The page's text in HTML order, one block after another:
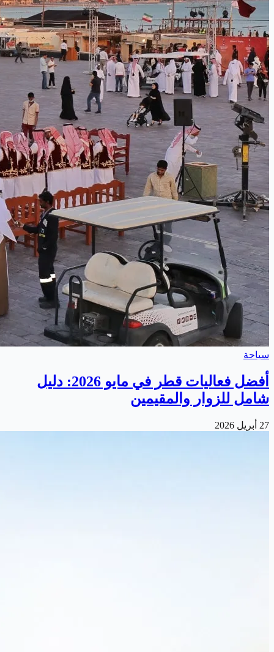
سياحة
أفضل فعاليات قطر في مايو 2026: دليل
شامل للزوار والمقيمين
27 أبريل 2026